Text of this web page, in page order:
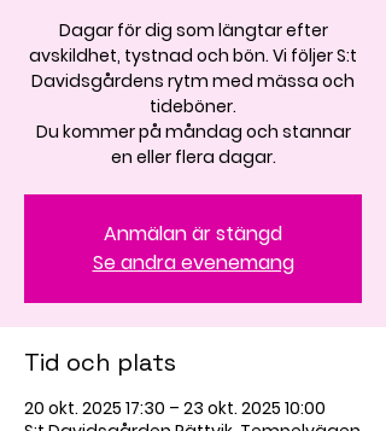
Dagar för dig som längtar efter
avskildhet, tystnad och bön. Vi följer S:t
Davidsgårdens rytm med mässa och
tideböner.
Du kommer på måndag och stannar
en eller flera dagar.
Anmälan är stängd
Se andra evenemang
Tid och plats
20 okt. 2025 17:30 – 23 okt. 2025 10:00